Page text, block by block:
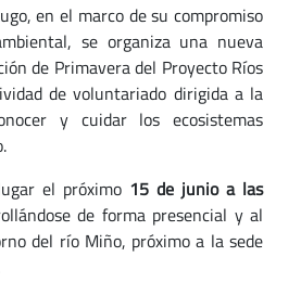
en el marco de su compromiso
se organiza una nueva
de Primavera del Proyecto Ríos
de voluntariado dirigida a la
y cuidar los ecosistemas
el próximo 15 de junio a las
de forma presencial y al
del río Miño, próximo a la sede